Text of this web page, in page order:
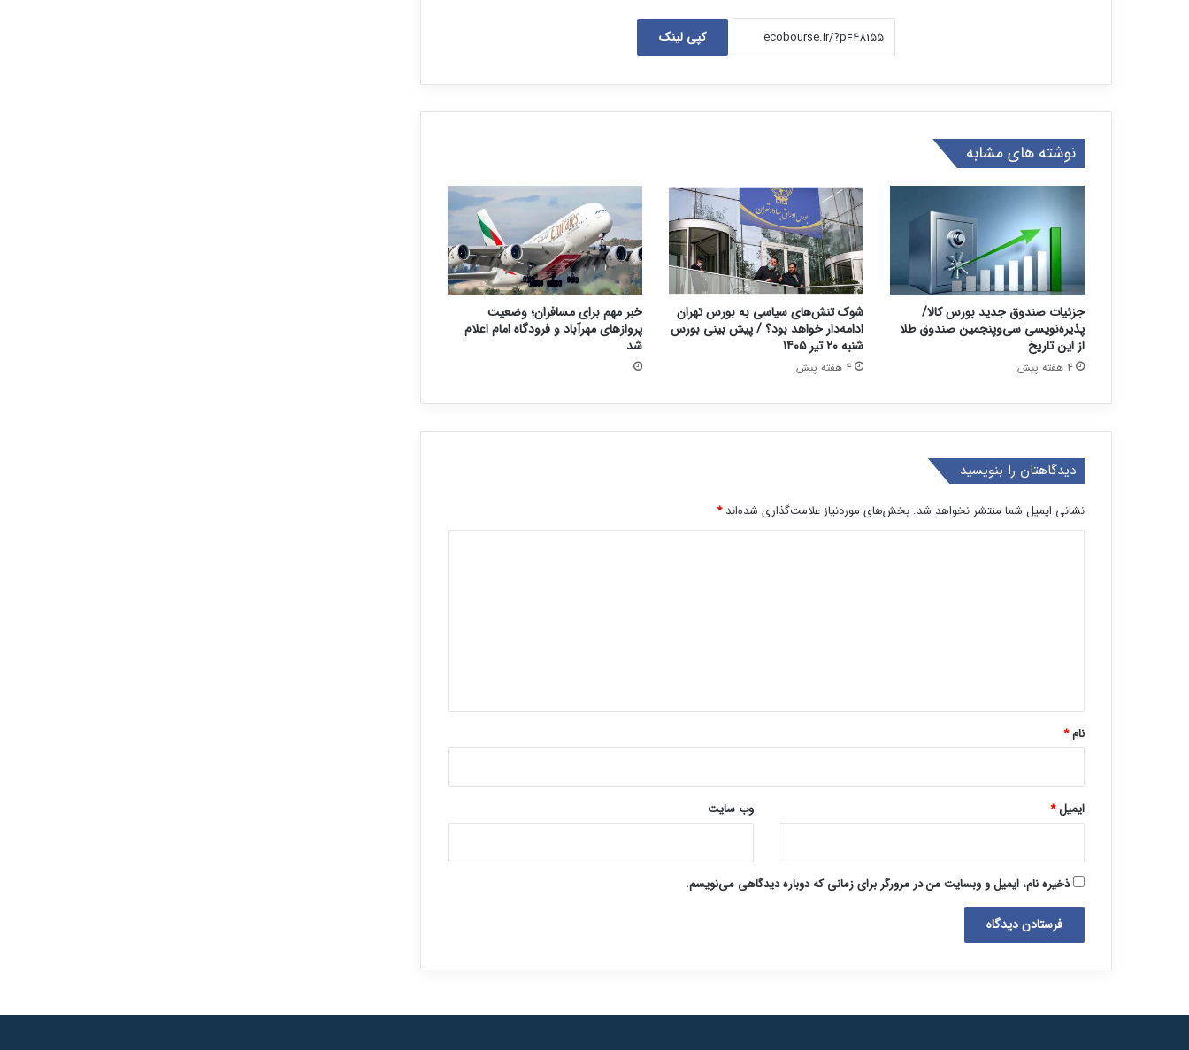
کپی لینک
نوشته های مشابه
جزئیات صندوق جدید بورس کالا/
پذیره‌نویسی سی‌وپنجمین صندوق طلا
از این تاریخ
4 هفته پیش
شوک تنش‌های سیاسی به بورس تهران
ادامه‌دار خواهد بود؟ / پیش بینی بورس
شنبه ۲۰ تیر ۱۴۰۵
4 هفته پیش
خبر مهم برای مسافران؛ وضعیت
پروازهای مهرآباد و فرودگاه امام اعلام
شد
دیدگاهتان را بنویسید
نشانی ایمیل شما منتشر نخواهد شد. بخش‌های موردنیاز علامت‌گذاری شده‌اند*
نام*
ایمیل* وب‌ سایت
ذخیره نام، ایمیل و وبسایت من در مرورگر برای زمانی که دوباره دیدگاهی می‌نویسم.